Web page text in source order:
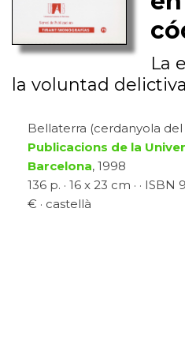
La
la voluntad delictiva
Bellaterra (cerdanyola del
Publicacions de la
Barcelona, 1998
136 p. · 16 x 23 cm · ·
€ · castellà